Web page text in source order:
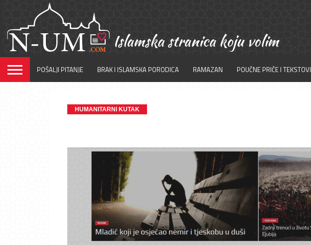
POŠALJI PITANJE BRAK I ISLAMSKA PORODICA RAMAZAN POUČNE PRIČE I TEKSTOVI
HUMANITARNI KUTAK